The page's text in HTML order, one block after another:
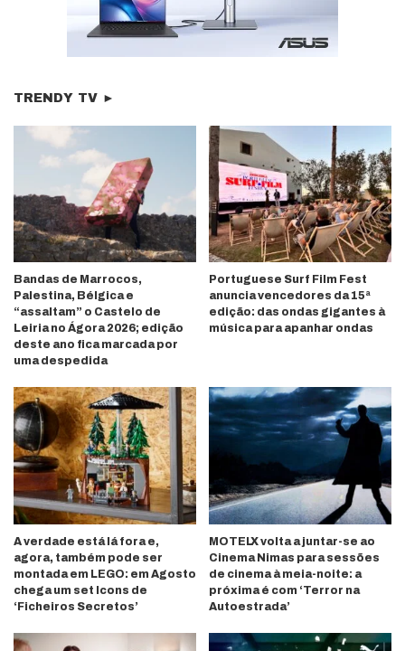
TRENDY TV ►
Bandas de Marrocos,
Palestina, Bélgica e
“assaltam” o Castelo de
Leiria no Ágora 2026; edição
deste ano fica marcada por
uma despedida
Portuguese Surf Film Fest
anuncia vencedores da 15ª
edição: das ondas gigantes à
música para apanhar ondas
A verdade está lá fora e,
agora, também pode ser
montada em LEGO: em Agosto
chega um set Icons de
‘Ficheiros Secretos’
MOTELX volta a juntar-se ao
Cinema Nimas para sessões
de cinema à meia-noite: a
próxima é com ‘Terror na
Autoestrada’